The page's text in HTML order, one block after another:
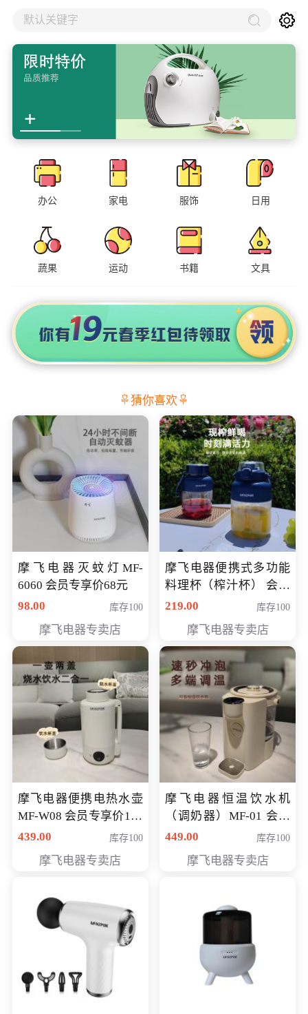
默认关键字
办公 家电 服饰 日用
蔬果 运动 书籍 文具
猜你喜欢
摩飞电器灭蚊灯MF-
6060 会员专享价68元
98.00
库存100
摩飞电器专卖店
摩飞电器便携式多功能
料理杯（榨汁杯） 会员
专享价118元
219.00 库存100
摩飞电器专卖店
摩飞电器便携电热水壶
MF-W08 会员专享价198
元
439.00 库存100
摩飞电器专卖店
摩飞电器恒温饮水机
（调奶器）MF-01 会员
专享价366元
449.00 库存100
摩飞电器专卖店